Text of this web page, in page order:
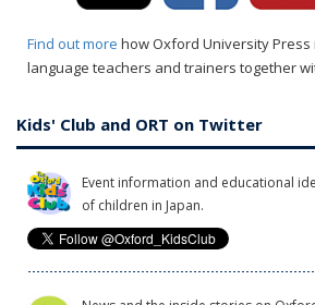
Find out more how Oxford University Press
language teachers and trainers together
Kids' Club and ORT on Twitter
Event information and educational
of children in Japan.